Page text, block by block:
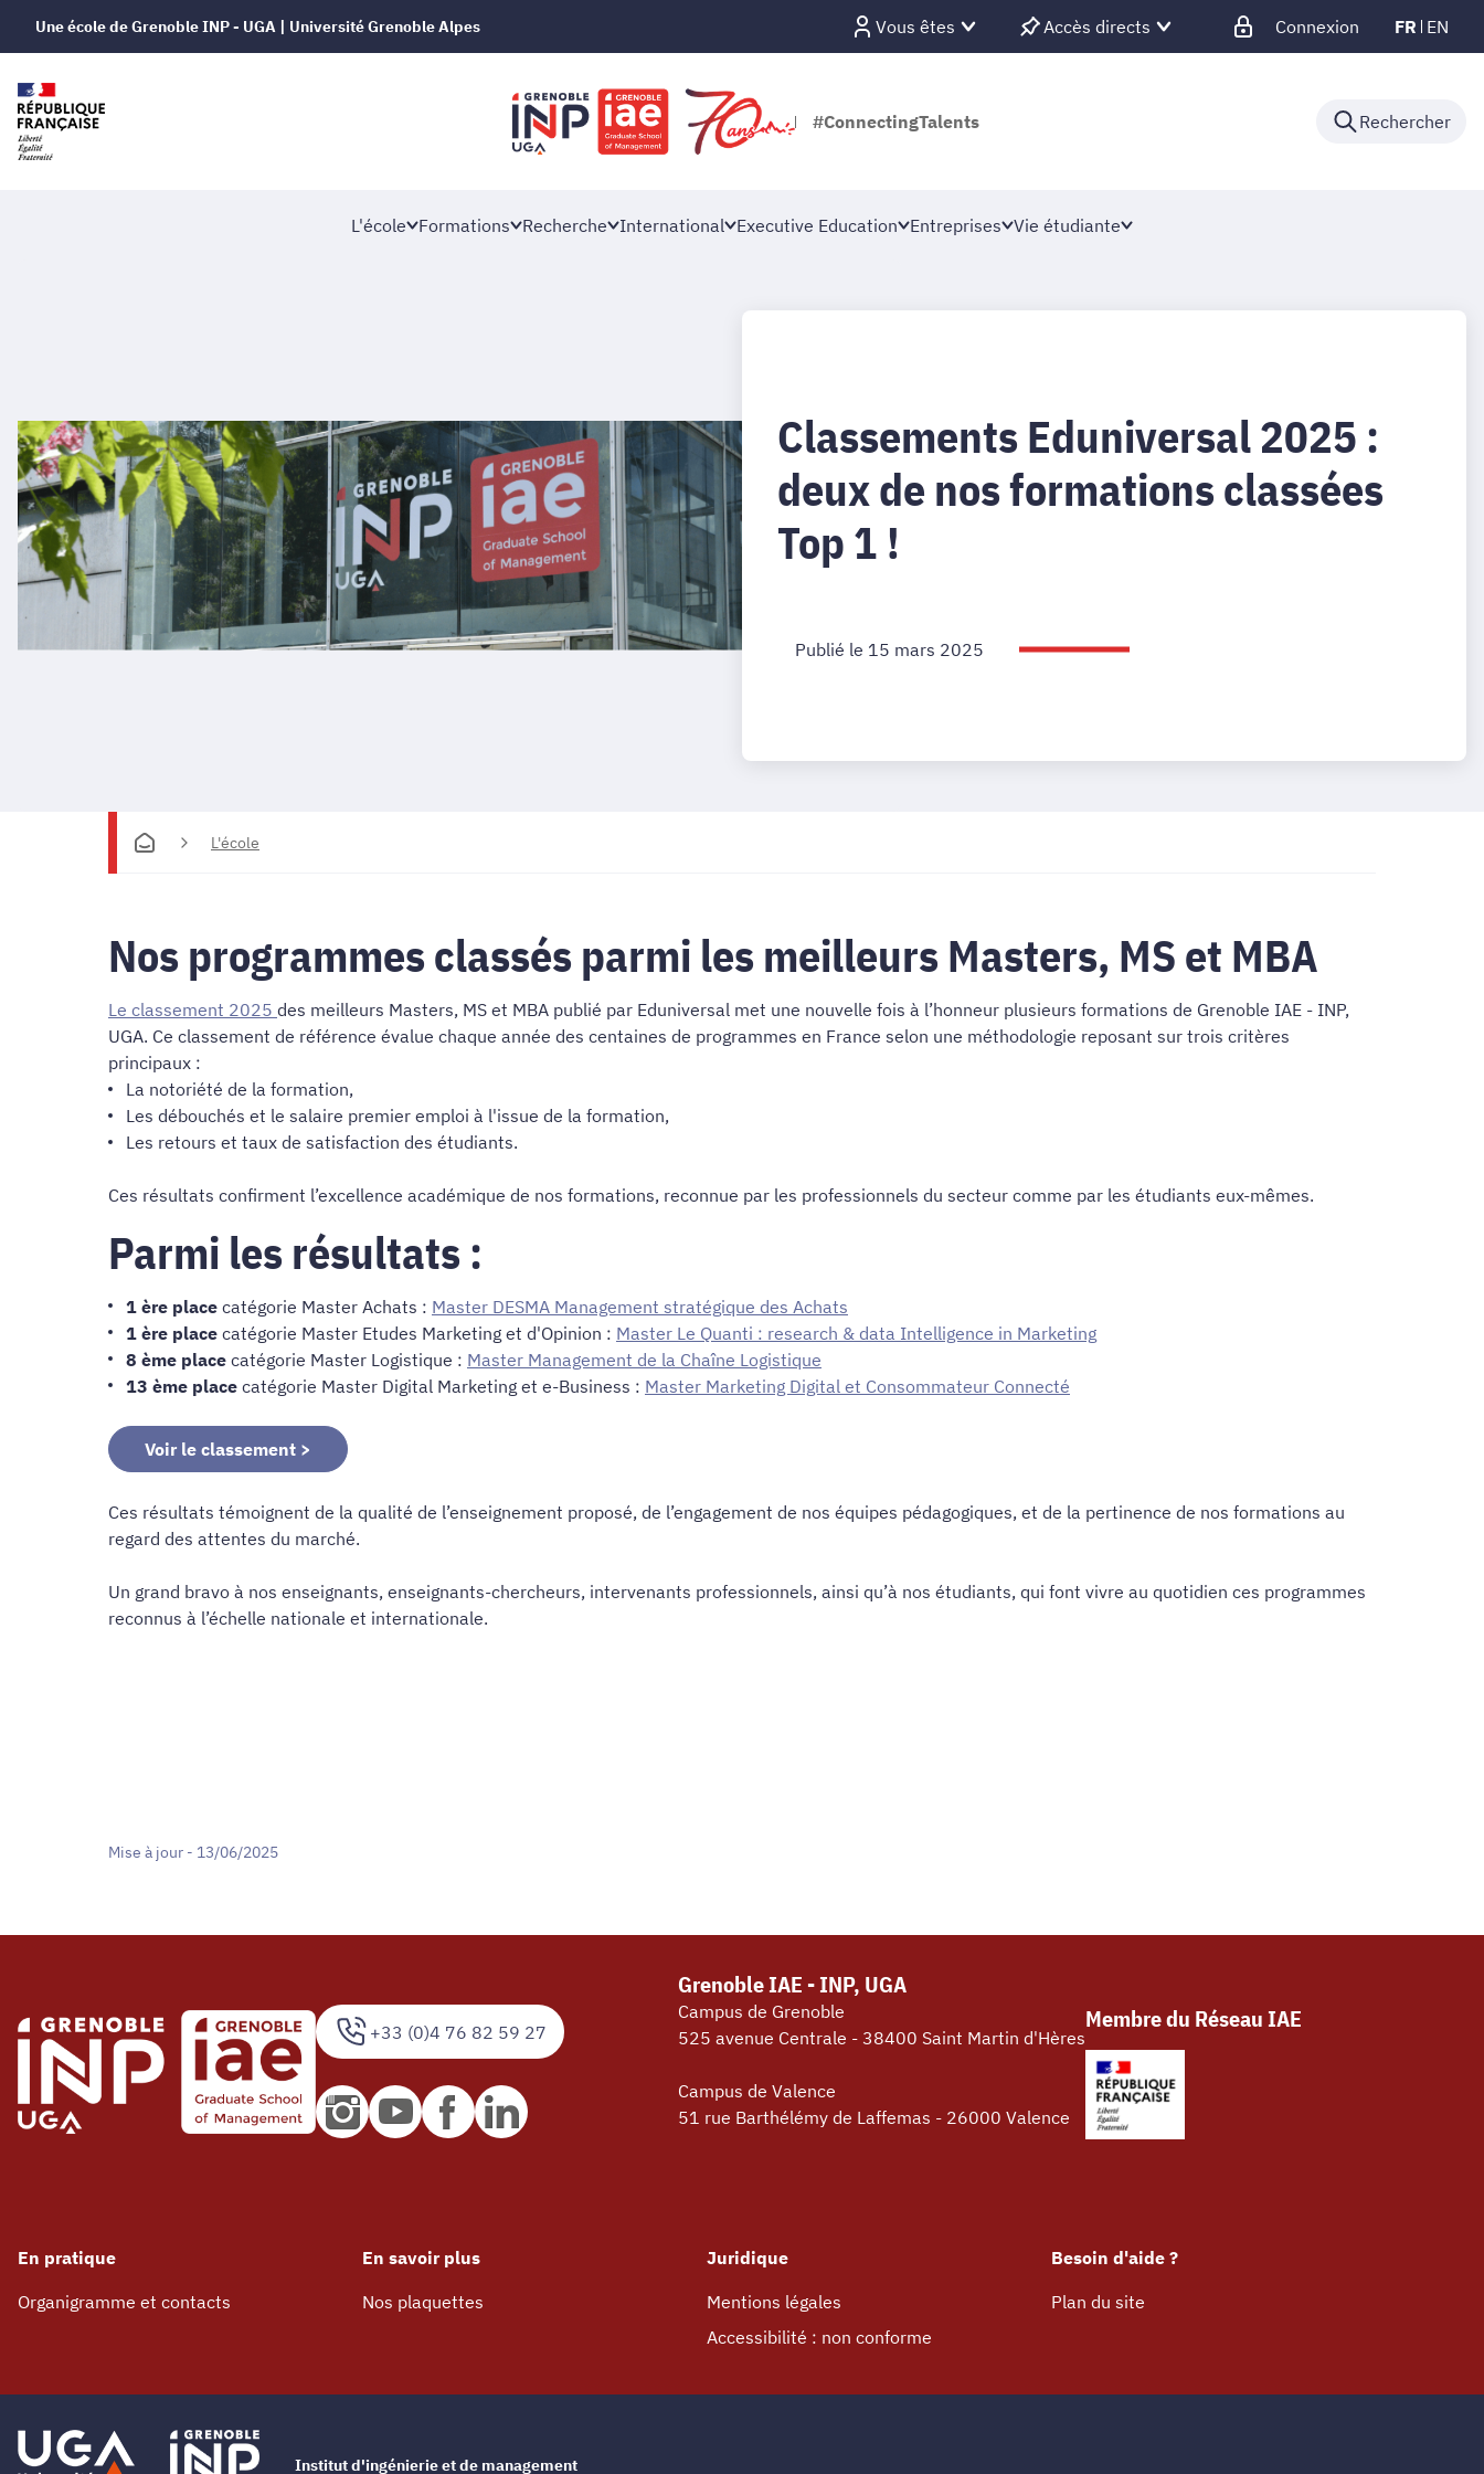
Une école de Grenoble INP - UGA | Université Grenoble Alpes Vous êtes Accès directs Connexion FR EN
#ConnectingTalents Rechercher
L'école Formations Recherche International Executive Education Entreprises Vie étudiante
Classements Eduniversal 2025 :
deux de nos formations classées
Top 1 !
Publié le 15 mars 2025
L'école
Nos programmes classés parmi les meilleurs Masters, MS et MBA
Le classement 2025 des meilleurs Masters, MS et MBA publié par Eduniversal met une nouvelle fois à l’honneur plusieurs formations de Grenoble IAE - INP,
UGA. Ce classement de référence évalue chaque année des centaines de programmes en France selon une méthodologie reposant sur trois critères
principaux :
La notoriété de la formation,
Les débouchés et le salaire premier emploi à l'issue de la formation,
Les retours et taux de satisfaction des étudiants.
Ces résultats confirment l’excellence académique de nos formations, reconnue par les professionnels du secteur comme par les étudiants eux-mêmes.
Parmi les résultats :
1 ère place catégorie Master Achats : Master DESMA Management stratégique des Achats
1 ère place catégorie Master Etudes Marketing et d'Opinion : Master Le Quanti : research & data Intelligence in Marketing
8 ème place catégorie Master Logistique : Master Management de la Chaîne Logistique
13 ème place catégorie Master Digital Marketing et e-Business : Master Marketing Digital et Consommateur Connecté
Voir le classement >
Ces résultats témoignent de la qualité de l’enseignement proposé, de l’engagement de nos équipes pédagogiques, et de la pertinence de nos formations au
regard des attentes du marché.
Un grand bravo à nos enseignants, enseignants-chercheurs, intervenants professionnels, ainsi qu’à nos étudiants, qui font vivre au quotidien ces programmes
reconnus à l’échelle nationale et internationale.
Mise à jour - 13/06/2025
+33 (0)4 76 82 59 27
Grenoble IAE - INP, UGA
Campus de Grenoble
525 avenue Centrale - 38400 Saint Martin d'Hères
Campus de Valence
51 rue Barthélémy de Laffemas - 26000 Valence
Membre du Réseau IAE
En pratique
Organigramme et contacts
En savoir plus
Nos plaquettes
Juridique
Mentions légales
Accessibilité : non conforme
Besoin d'aide ?
Plan du site
Institut d'ingénierie et de management